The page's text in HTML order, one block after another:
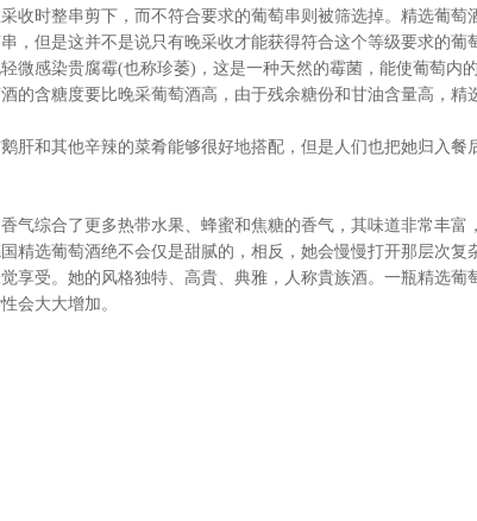
收时整串剪下，而不符合要求的葡萄串则被筛选掉。精选葡萄
，但是这并不是说只有晚采收才能获得符合这个等级要求的葡
微感染贵腐霉(也称珍萎)，这是一种天然的霉菌，能使葡萄内
的含糖度要比晚采葡萄酒高，由于残余糖份和甘油含量高，精
和其他辛辣的菜肴能够很好地搭配，但是人们也把她归入餐
综合了更多热带水果、蜂蜜和焦糖的香气，其味道非常丰富
精选葡萄酒绝不会仅是甜腻的，相反，她会慢慢打开那层次复
享受。她的风格独特、高貴、典雅，人称貴族酒。一瓶精选葡
会大大增加。